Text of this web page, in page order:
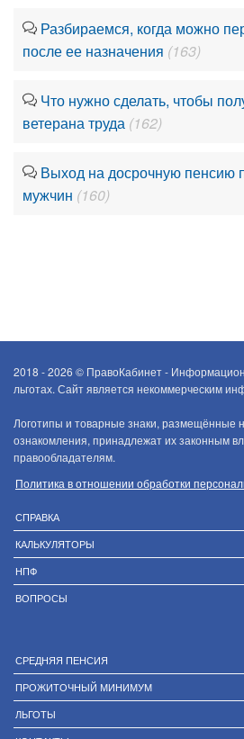
Разбираемся, когда можно
после ее назначения (163)
Что нужно сделать, чтобы
ветерана труда (162)
Выход на досрочную пенсию
мужчин (160)
2018 - 2026 © ПравоКабинет -
льготах. Сайт является некоммерческим
Логотипы и товарные знаки, размещённые
ознакомления, принадлежат их законным
правообладателям.
Политика в отношении обработки
СПРАВКА
КАЛЬКУЛЯТОРЫ
НПФ
ВОПРОСЫ
СРЕДНЯЯ ПЕНСИЯ
ПРОЖИТОЧНЫЙ МИНИМУМ
ЛЬГОТЫ